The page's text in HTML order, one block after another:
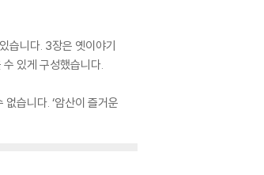
습니다. 3장은 옛이야기
있게 구성했습니다.
습니다. ‘암산이 즐거운